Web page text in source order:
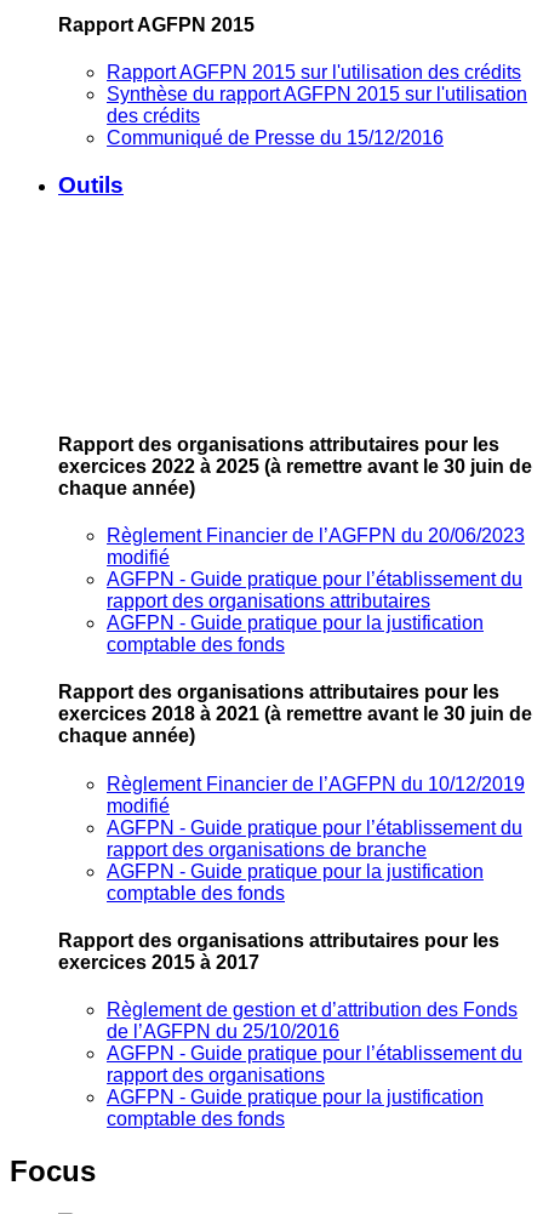
Rapport AGFPN 2015
Rapport AGFPN 2015 sur l'utilisation des crédits
Synthèse du rapport AGFPN 2015 sur l'utilisation
des crédits
Communiqué de Presse du 15/12/2016
Outils
Rapport des organisations attributaires pour les
exercices 2022 à 2025 (à remettre avant le 30 juin de
chaque année)
Règlement Financier de l’AGFPN du 20/06/2023
modifié
AGFPN ‐ Guide pratique pour l’établissement du
rapport des organisations attributaires
AGFPN ‐ Guide pratique pour la justification
comptable des fonds
Rapport des organisations attributaires pour les
exercices 2018 à 2021 (à remettre avant le 30 juin de
chaque année)
Règlement Financier de l’AGFPN du 10/12/2019
modifié
AGFPN ‐ Guide pratique pour l’établissement du
rapport des organisations de branche
AGFPN ‐ Guide pratique pour la justification
comptable des fonds
Rapport des organisations attributaires pour les
exercices 2015 à 2017
Règlement de gestion et d’attribution des Fonds
de l’AGFPN du 25/10/2016
AGFPN ‐ Guide pratique pour l’établissement du
rapport des organisations
AGFPN ‐ Guide pratique pour la justification
comptable des fonds
Focus